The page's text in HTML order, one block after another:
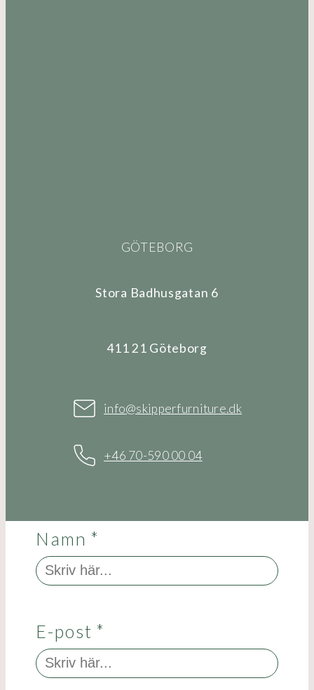
GÖTEBORG
Stora Badhusgatan 6
411 21 Göteborg
info@skipperfurniture.dk
+46 70-590 00 04
Namn *
E-post *